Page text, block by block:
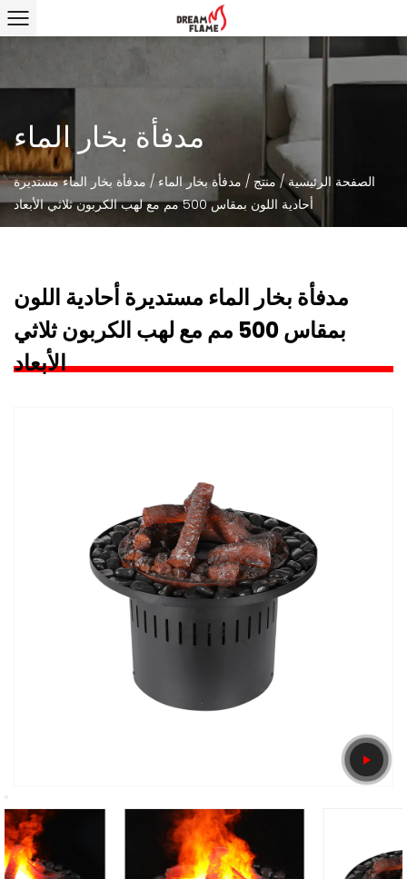
مدفأة بخار الماء
الصفحة الرئيسية/منتج / مدفأة بخار الماء/ مدفأة بخار الماء مستديرة
أحادية اللون بمقاس 500 مم مع لهب الكربون ثلاثي الأبعاد
مدفأة بخار الماء مستديرة أحادية اللون
بمقاس 500 مم مع لهب الكربون ثلاثي
الأبعاد